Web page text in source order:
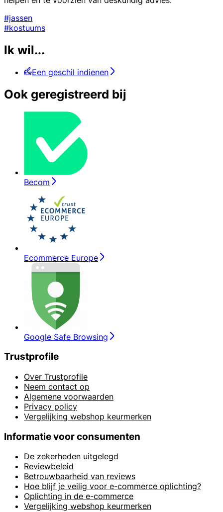
#jassen
#kostuums
Ik wil...
Een geschil indienen
Ook geregistreerd bij
Becom
Ecommerce Europe
Google Safe Browsing
Trustprofile
Over Trustprofile
Neem contact op
Algemene voorwaarden
Privacy policy
Vergelijking webshop keurmerken
Informatie voor consumenten
De zekerheden uitgelegd
Reviewbeleid
Betrouwbaarheid van reviews
Hoe blijf je veilig voor e-commerce oplichting?
Oplichting in de e-commerce
Vergelijking webshop keurmerken